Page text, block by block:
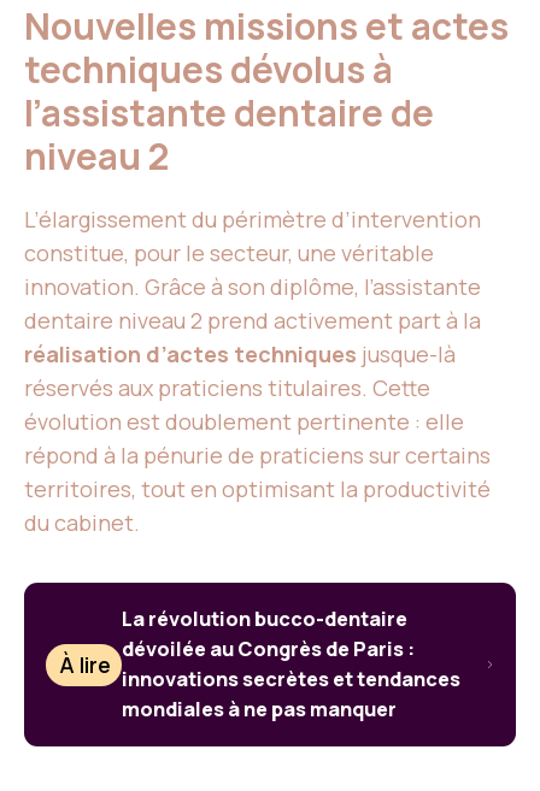
Nouvelles missions et actes
techniques dévolus à
l’assistante dentaire de
niveau 2
L’élargissement du périmètre d’intervention
constitue, pour le secteur, une véritable
innovation. Grâce à son diplôme, l’assistante
dentaire niveau 2 prend activement part à la
réalisation d’actes techniques jusque-là
réservés aux praticiens titulaires. Cette
évolution est doublement pertinente : elle
répond à la pénurie de praticiens sur certains
territoires, tout en optimisant la productivité
du cabinet.
À lire
La révolution bucco-dentaire
dévoilée au Congrès de Paris :
innovations secrètes et tendances
mondiales à ne pas manquer